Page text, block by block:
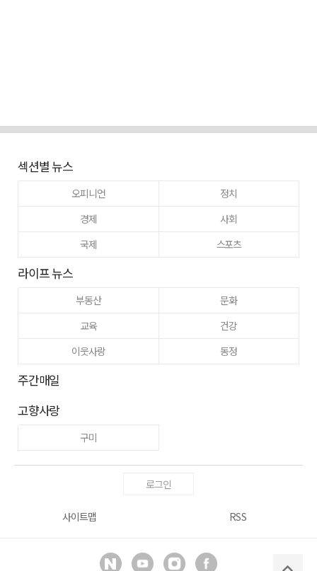
섹션별 뉴스
오피니언
정치
경제
사회
국제
스포츠
라이프 뉴스
부동산
문화
교육
건강
이웃사랑
동정
주간매일
고향사랑
구미
로그인
사이트맵 RSS